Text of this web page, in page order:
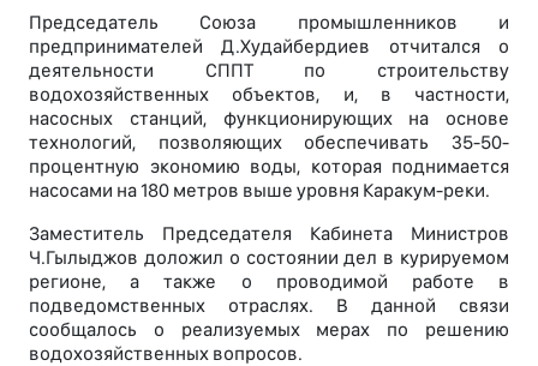
Председатель Союза промышленников и
предпринимателей Д.Худайбердиев отчитался о
деятельности СППТ по строительству
водохозяйственных объектов, и, в частности,
насосных станций, функционирующих на основе
технологий, позволяющих обеспечивать 35-50-
процентную экономию воды, которая поднимается
насосами на 180 метров выше уровня Каракум-реки.
Заместитель Председателя Кабинета Министров
Ч.Гылыджов доложил о состоянии дел в курируемом
регионе, а также о проводимой работе в
подведомственных отраслях. В данной связи
сообщалось о реализуемых мерах по решению
водохозяйственных вопросов.